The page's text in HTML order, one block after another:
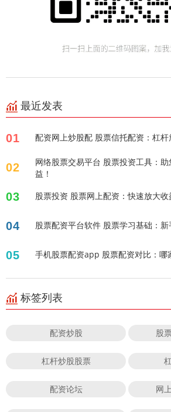
最近发表
01 配资网上炒股配 股票信托配资：杠杆
02
网络股票交易平台 股票投资工具：
益！
03 股票投资 股票网上配资：快速放
04 股票配资平台软件 股票学习基础：
05 手机股票配资app 股票配资对比：哪
标签列表
配资炒股 股
杠杆炒股股票
配资论坛 网